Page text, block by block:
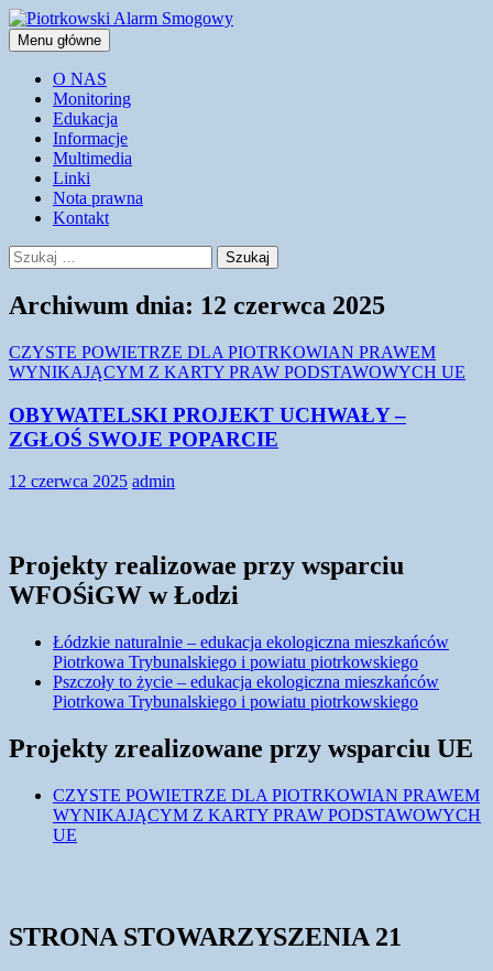
Przejdź
do
treściPiotrkowski Alarm Smogowy
Szukaj
Menu główne
O NAS
Monitoring
Edukacja
Informacje
Multimedia
Linki
Nota prawna
Kontakt
Szukaj:
Archiwum dnia: 12 czerwca 2025
CZYSTE POWIETRZE DLA PIOTRKOWIAN PRAWEM
WYNIKAJĄCYM Z KARTY PRAW PODSTAWOWYCH UE
OBYWATELSKI PROJEKT UCHWAŁY –
ZGŁOŚ SWOJE POPARCIE
12 czerwca 2025 admin
Projekty realizowae przy wsparciu
WFOŚiGW w Łodzi
Łódzkie naturalnie – edukacja ekologiczna mieszkańców
Piotrkowa Trybunalskiego i powiatu piotrkowskiego
Pszczoły to życie – edukacja ekologiczna mieszkańców
Piotrkowa Trybunalskiego i powiatu piotrkowskiego
Projekty zrealizowane przy wsparciu UE
CZYSTE POWIETRZE DLA PIOTRKOWIAN PRAWEM
WYNIKAJĄCYM Z KARTY PRAW PODSTAWOWYCH
UE
STRONA STOWARZYSZENIA 21